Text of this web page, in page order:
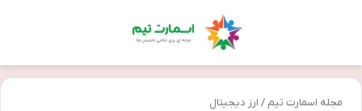
مجله اسمارت تیم / ارز دیجیتال